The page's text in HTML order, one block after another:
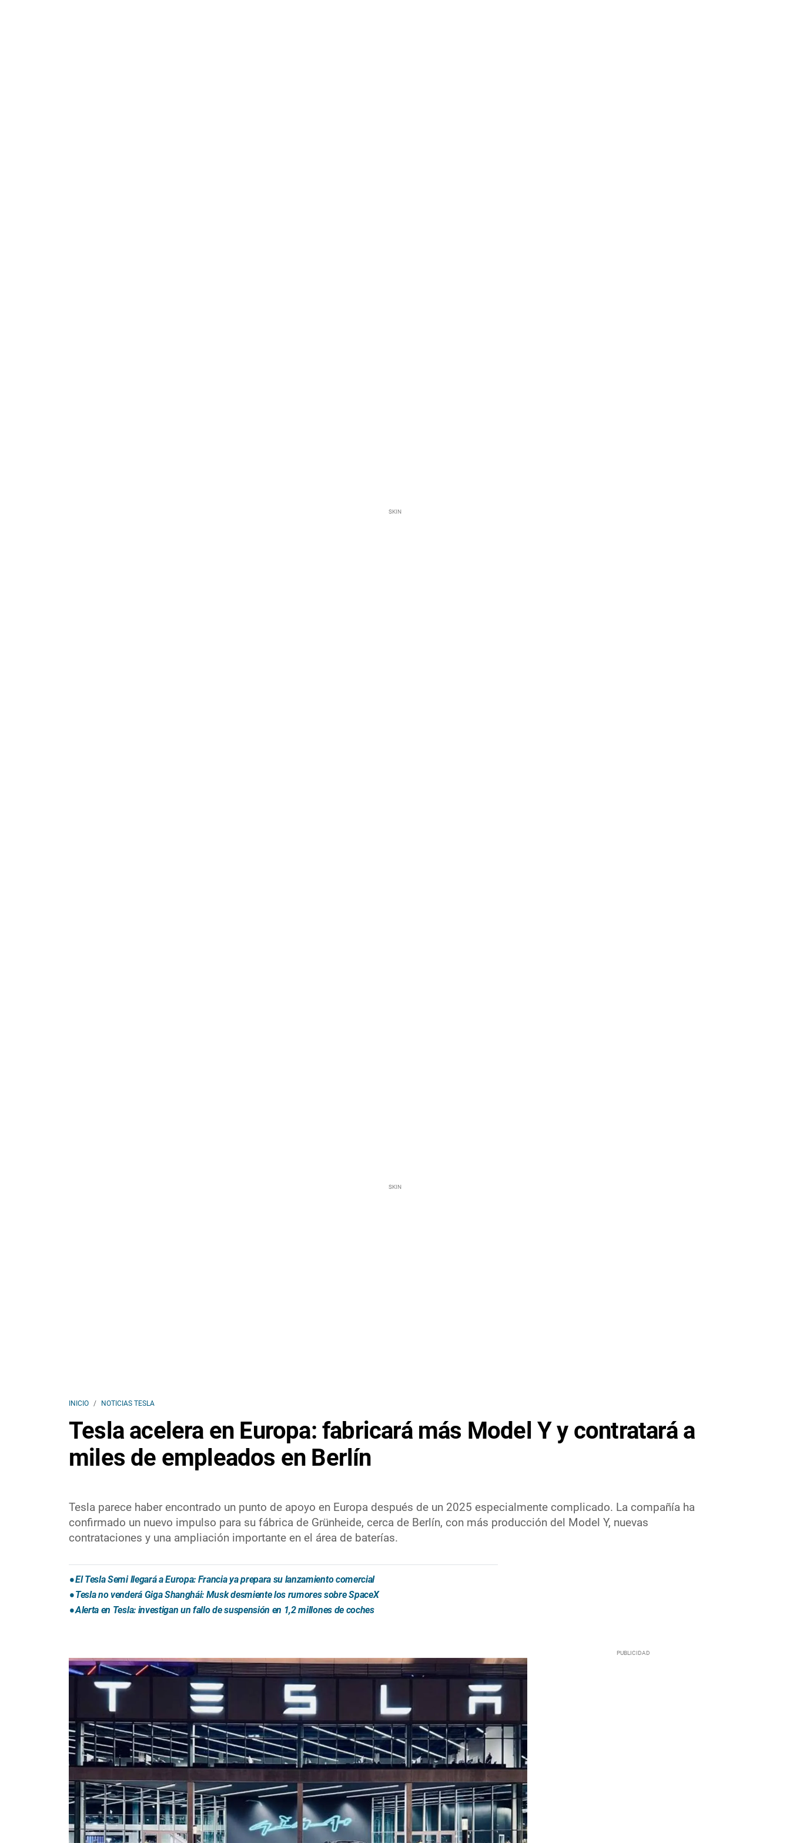
INICIO NOTICIAS TESLA
Tesla acelera en Europa: fabricará más Model Y y contratará a
miles de empleados en Berlín
Tesla parece haber encontrado un punto de apoyo en Europa después de un 2025 especialmente complicado. La compañía ha
confirmado un nuevo impulso para su fábrica de Grünheide, cerca de Berlín, con más producción del Model Y, nuevas
contrataciones y una ampliación importante en el área de baterías.
El Tesla Semi llegará a Europa: Francia ya prepara su lanzamiento comercial
Tesla no venderá Giga Shanghái: Musk desmiente los rumores sobre SpaceX
Alerta en Tesla: investigan un fallo de suspensión en 1,2 millones de coches